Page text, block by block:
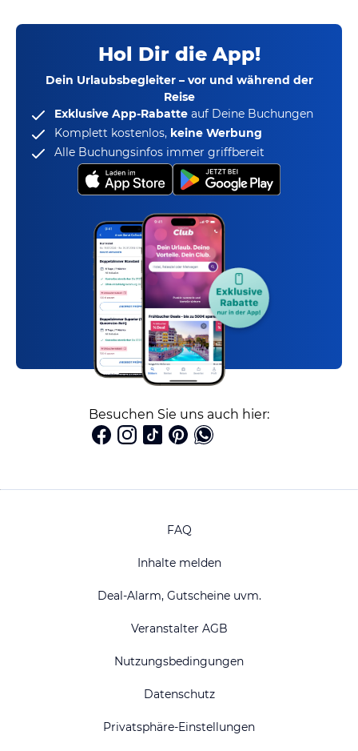
Hol Dir die App!
Dein Urlaubsbegleiter – vor und während der
Reise
Exklusive App-Rabatte auf Deine Buchungen
Komplett kostenlos, keine Werbung
Alle Buchungsinfos immer griffbereit
Besuchen Sie uns auch hier:
FAQ
Inhalte melden
Deal-Alarm, Gutscheine uvm.
Veranstalter AGB
Nutzungsbedingungen
Datenschutz
Privatsphäre-Einstellungen